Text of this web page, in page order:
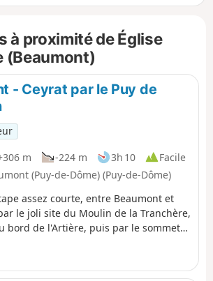
à proximité de Église
(Beaumont)
- Ceyrat par le Puy de
m -224 m 3h 10
Facile
(Puy-de-Dôme) (Puy-de-Dôme)
assez courte, entre Beaumont et
le joli site du Moulin de la Tranchère,
bord de l'Artière, puis par le sommet